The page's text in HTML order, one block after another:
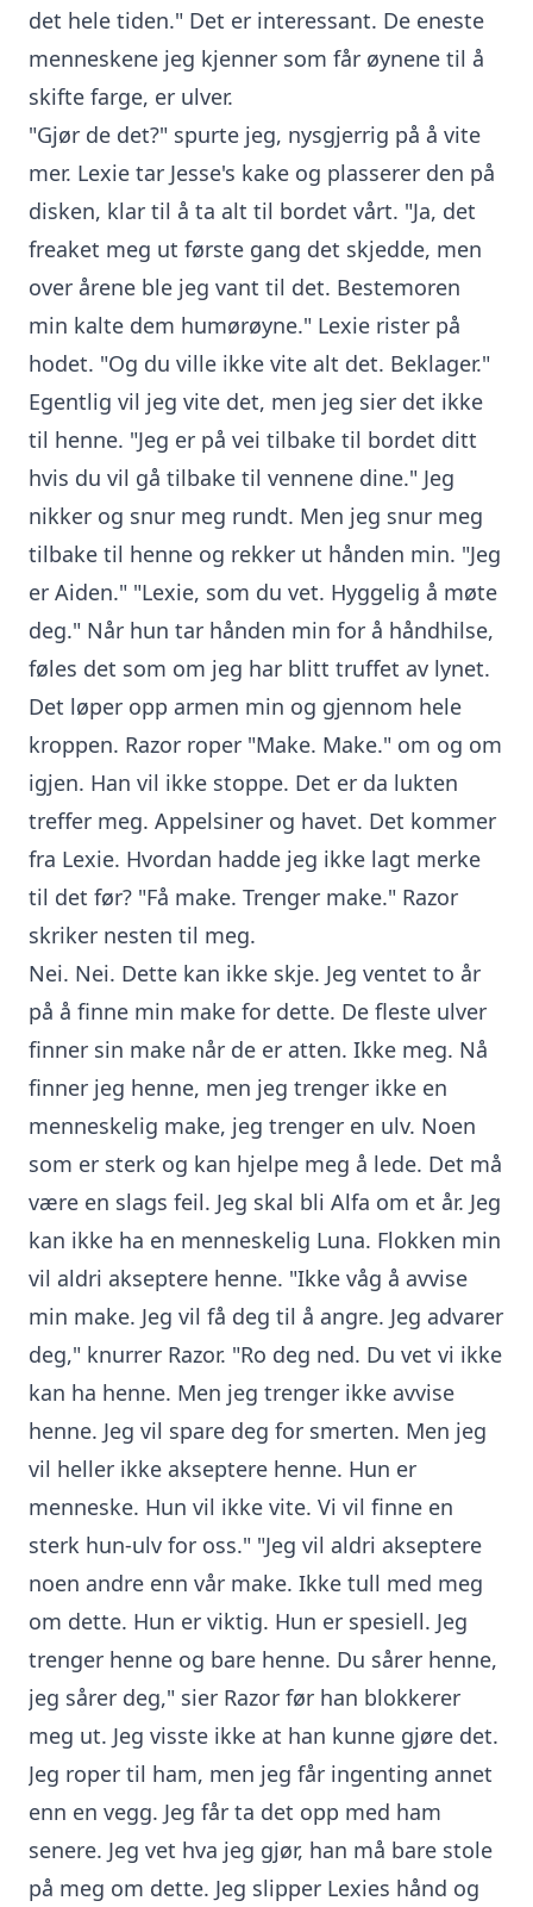
det hele tiden." Det er interessant. De eneste
menneskene jeg kjenner som får øynene til å
skifte farge, er ulver.
"Gjør de det?" spurte jeg, nysgjerrig på å vite
mer. Lexie tar Jesse's kake og plasserer den på
disken, klar til å ta alt til bordet vårt. "Ja, det
freaket meg ut første gang det skjedde, men
over årene ble jeg vant til det. Bestemoren
min kalte dem humørøyne." Lexie rister på
hodet. "Og du ville ikke vite alt det. Beklager."
Egentlig vil jeg vite det, men jeg sier det ikke
til henne. "Jeg er på vei tilbake til bordet ditt
hvis du vil gå tilbake til vennene dine." Jeg
nikker og snur meg rundt. Men jeg snur meg
tilbake til henne og rekker ut hånden min. "Jeg
er Aiden." "Lexie, som du vet. Hyggelig å møte
deg." Når hun tar hånden min for å håndhilse,
føles det som om jeg har blitt truffet av lynet.
Det løper opp armen min og gjennom hele
kroppen. Razor roper "Make. Make." om og om
igjen. Han vil ikke stoppe. Det er da lukten
treffer meg. Appelsiner og havet. Det kommer
fra Lexie. Hvordan hadde jeg ikke lagt merke
til det før? "Få make. Trenger make." Razor
skriker nesten til meg.
Nei. Nei. Dette kan ikke skje. Jeg ventet to år
på å finne min make for dette. De fleste ulver
finner sin make når de er atten. Ikke meg. Nå
finner jeg henne, men jeg trenger ikke en
menneskelig make, jeg trenger en ulv. Noen
som er sterk og kan hjelpe meg å lede. Det må
være en slags feil. Jeg skal bli Alfa om et år. Jeg
kan ikke ha en menneskelig Luna. Flokken min
vil aldri akseptere henne. "Ikke våg å avvise
min make. Jeg vil få deg til å angre. Jeg advarer
deg," knurrer Razor. "Ro deg ned. Du vet vi ikke
kan ha henne. Men jeg trenger ikke avvise
henne. Jeg vil spare deg for smerten. Men jeg
vil heller ikke akseptere henne. Hun er
menneske. Hun vil ikke vite. Vi vil finne en
sterk hun-ulv for oss." "Jeg vil aldri akseptere
noen andre enn vår make. Ikke tull med meg
om dette. Hun er viktig. Hun er spesiell. Jeg
trenger henne og bare henne. Du sårer henne,
jeg sårer deg," sier Razor før han blokkerer
meg ut. Jeg visste ikke at han kunne gjøre det.
Jeg roper til ham, men jeg får ingenting annet
enn en vegg. Jeg får ta det opp med ham
senere. Jeg vet hva jeg gjør, han må bare stole
på meg om dette. Jeg slipper Lexies hånd og